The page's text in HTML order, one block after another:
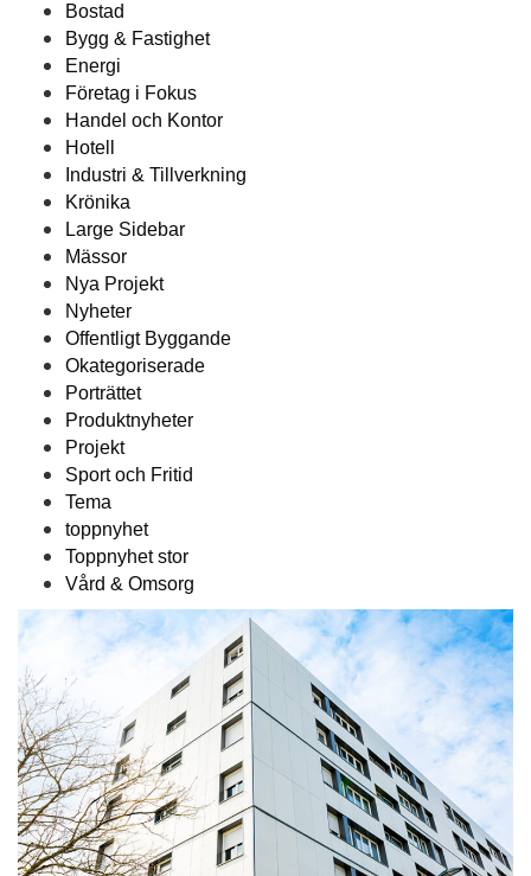
Bostad
Bygg & Fastighet
Energi
Företag i Fokus
Handel och Kontor
Hotell
Industri & Tillverkning
Krönika
Large Sidebar
Mässor
Nya Projekt
Nyheter
Offentligt Byggande
Okategoriserade
Porträttet
Produktnyheter
Projekt
Sport och Fritid
Tema
toppnyhet
Toppnyhet stor
Vård & Omsorg